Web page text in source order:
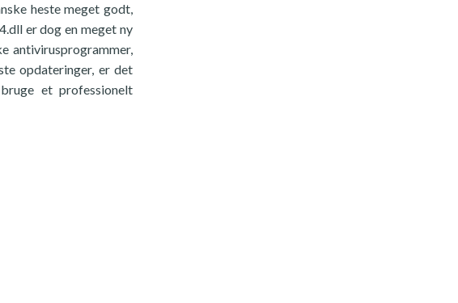
heste meget godt,
er dog en meget ny
antivirusprogrammer,
opdateringer, er det
et professionelt